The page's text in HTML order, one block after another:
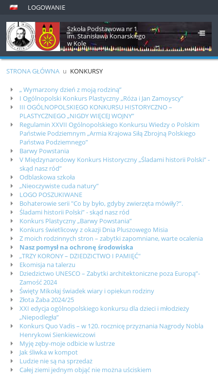
LOGOWANIE
Szkoła Podstawowa nr 1
im. Stanisława Konarskiego
w Kole
STRONA GŁÓWNA u KONKURSY
Konkursy
„ Wymarzony dzień z moją rodziną”
I Ogólnopolski Konkurs Plastyczny „Róża i Jan Zamoyscy”
III OGÓLNOPOLSKIEGO KONKURSU HISTORYCZNO –
PLASTYCZNEGO „NIGDY WIĘCEJ WOJNY”
Regulamin XXVII Ogólnopolskiego Konkursu Wiedzy o Polskim
Państwie Podziemnym „Armia Krajowa Siłą Zbrojną Polskiego
Państwa Podziemnego”
Barwy Powstania
V Międzynarodowy Konkurs Historyczny „Śladami historii Polski” -
skąd nasz ród”
Odblaskowa szkoła
„Nieoczywiste cuda natury”
LOGO POSZUKIWANE
Bohaterowie serii "Co by było, gdyby zwierzęta mówiły?”.
Śladami historii Polski” - skąd nasz ród
Konkurs Plastyczny „Barwy Powstania”
Konkurs świetlicowy z okazji Dnia Pluszowego Misia
Z moich rodzinnych stron – zabytki zapomniane, warte ocalenia
Nasz pomysł na ochronę środowiska
„TRZY KORONY – DZIEDZICTWO I PAMIĘĆ"
Ekomisja na talerzu
Dziedzictwo UNESCO – Zabytki architektoniczne poza Europą”-
Zamość 2024
Święty Mikołaj świadek wiary i opiekun rodziny
Złota Żaba 2024/25
XXI edycja ogólnopolskiego konkursu dla dzieci i młodzieży
„Niepodległa”
Konkurs Quo Vadis – w 120. rocznicę przyznania Nagrody Nobla
Henrykowi Sienkiewiczowi
Myję zęby-moje odbicie w lustrze
Jak śliwka w kompot
Ludzie nie są na sprzedaż
Całej ziemi jednym objąć nie można uściskiem